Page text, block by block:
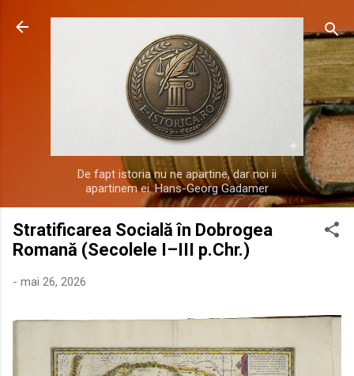
Treceți la conținutul principal
De fapt istoria nu ne apartine, dar noi ii
apartinem ei. Hans-Georg Gadamer
Stratificarea Socială în Dobrogea
Romană (Secolele I–III p.Chr.)
- mai 26, 2026